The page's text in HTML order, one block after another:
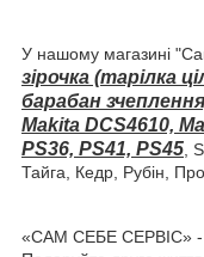
У нашому магазині
зірочка (тарілка
барабан
Makita DCS4610,
PS36, PS41, PS45 ,
Тайга, Кедр, Рубін,
«САМ СЕБЕ СЕРВІС» -